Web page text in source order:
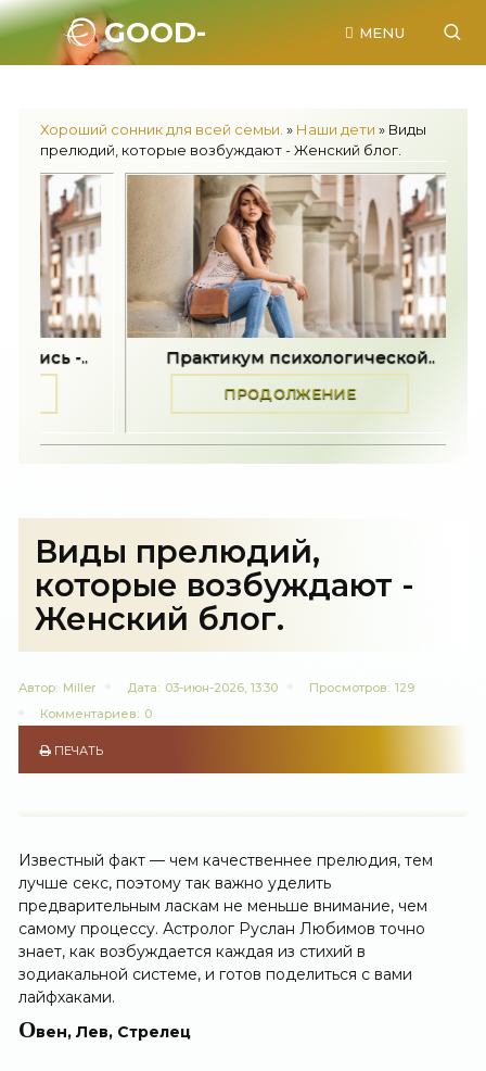
GOOD-
MENU
Хороший сонник для всей семьи. » Наши дети » Виды
прелюдий, которые возбуждают - Женский блог.
Практикум психологической..
ПРОДОЛЖЕНИЕ
Виды прелюдий,
которые возбуждают -
Женский блог.
Автор: Miller Дата: 03-июн-2026, 13:30 Просмотров: 129
Комментариев: 0
ПЕЧАТЬ
Известный факт — чем качественнее прелюдия, тем
лучше секс, поэтому так важно уделить
предварительным ласкам не меньше внимание, чем
самому процессу. Астролог Руслан Любимов точно
знает, как возбуждается каждая из стихий в
зодиакальной системе, и готов поделиться с вами
лайфхаками.
Овен, Лев, Стрелец